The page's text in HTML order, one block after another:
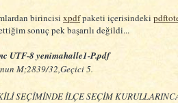
birincisi xpdfpaketi içerisindeki
sonuç pek başarılı değildi...
UTF-8 yenimahalle1-P.pdf
M;2839/32,Geçici 5.
SEÇİMİNDE İLÇE SEÇİM